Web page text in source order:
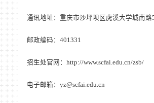
通讯地址：重庆市沙坪坝区虎溪大学城南路
邮政编码： 401331
招生处官网： http://www.scfai.edu.cn/zsb/
电子邮箱： yz@scfai.edu.cn